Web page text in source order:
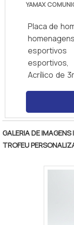
YAMAX
Placa de
esportivos
Acrílico de
cores.
resistente
GALERIA DE
TROFEU